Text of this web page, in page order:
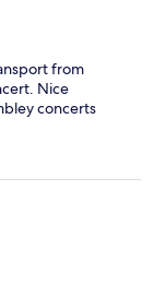
from
Nice
concerts